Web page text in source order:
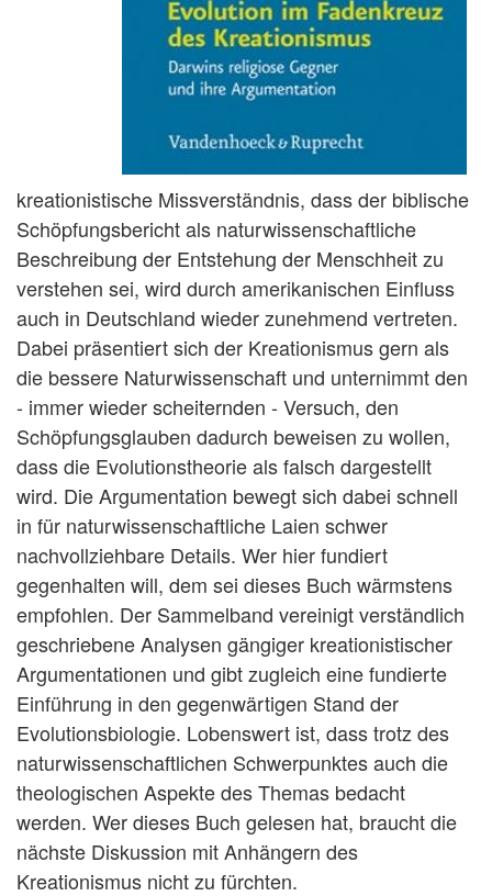
kreationistische Missverständnis, dass der biblische
Schöpfungsbericht als naturwissenschaftliche
Beschreibung der Entstehung der Menschheit zu
verstehen sei, wird durch amerikanischen Einfluss
auch in Deutschland wieder zunehmend vertreten.
Dabei präsentiert sich der Kreationismus gern als
die bessere Naturwissenschaft und unternimmt den
- immer wieder scheiternden - Versuch, den
Schöpfungsglauben dadurch beweisen zu wollen,
dass die Evolutionstheorie als falsch dargestellt
wird. Die Argumentation bewegt sich dabei schnell
in für naturwissenschaftliche Laien schwer
nachvollziehbare Details. Wer hier fundiert
gegenhalten will, dem sei dieses Buch wärmstens
empfohlen. Der Sammelband vereinigt verständlich
geschriebene Analysen gängiger kreationistischer
Argumentationen und gibt zugleich eine fundierte
Einführung in den gegenwärtigen Stand der
Evolutionsbiologie. Lobenswert ist, dass trotz des
naturwissenschaftlichen Schwerpunktes auch die
theologischen Aspekte des Themas bedacht
werden. Wer dieses Buch gelesen hat, braucht die
nächste Diskussion mit Anhängern des
Kreationismus nicht zu fürchten.